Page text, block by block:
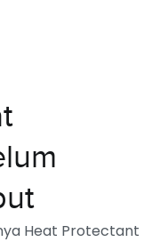
Heat Protectant